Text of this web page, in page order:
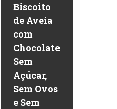
Biscoito
de Aveia
com
Chocolate
Sem
Açúcar,
Sem Ovos
e Sem